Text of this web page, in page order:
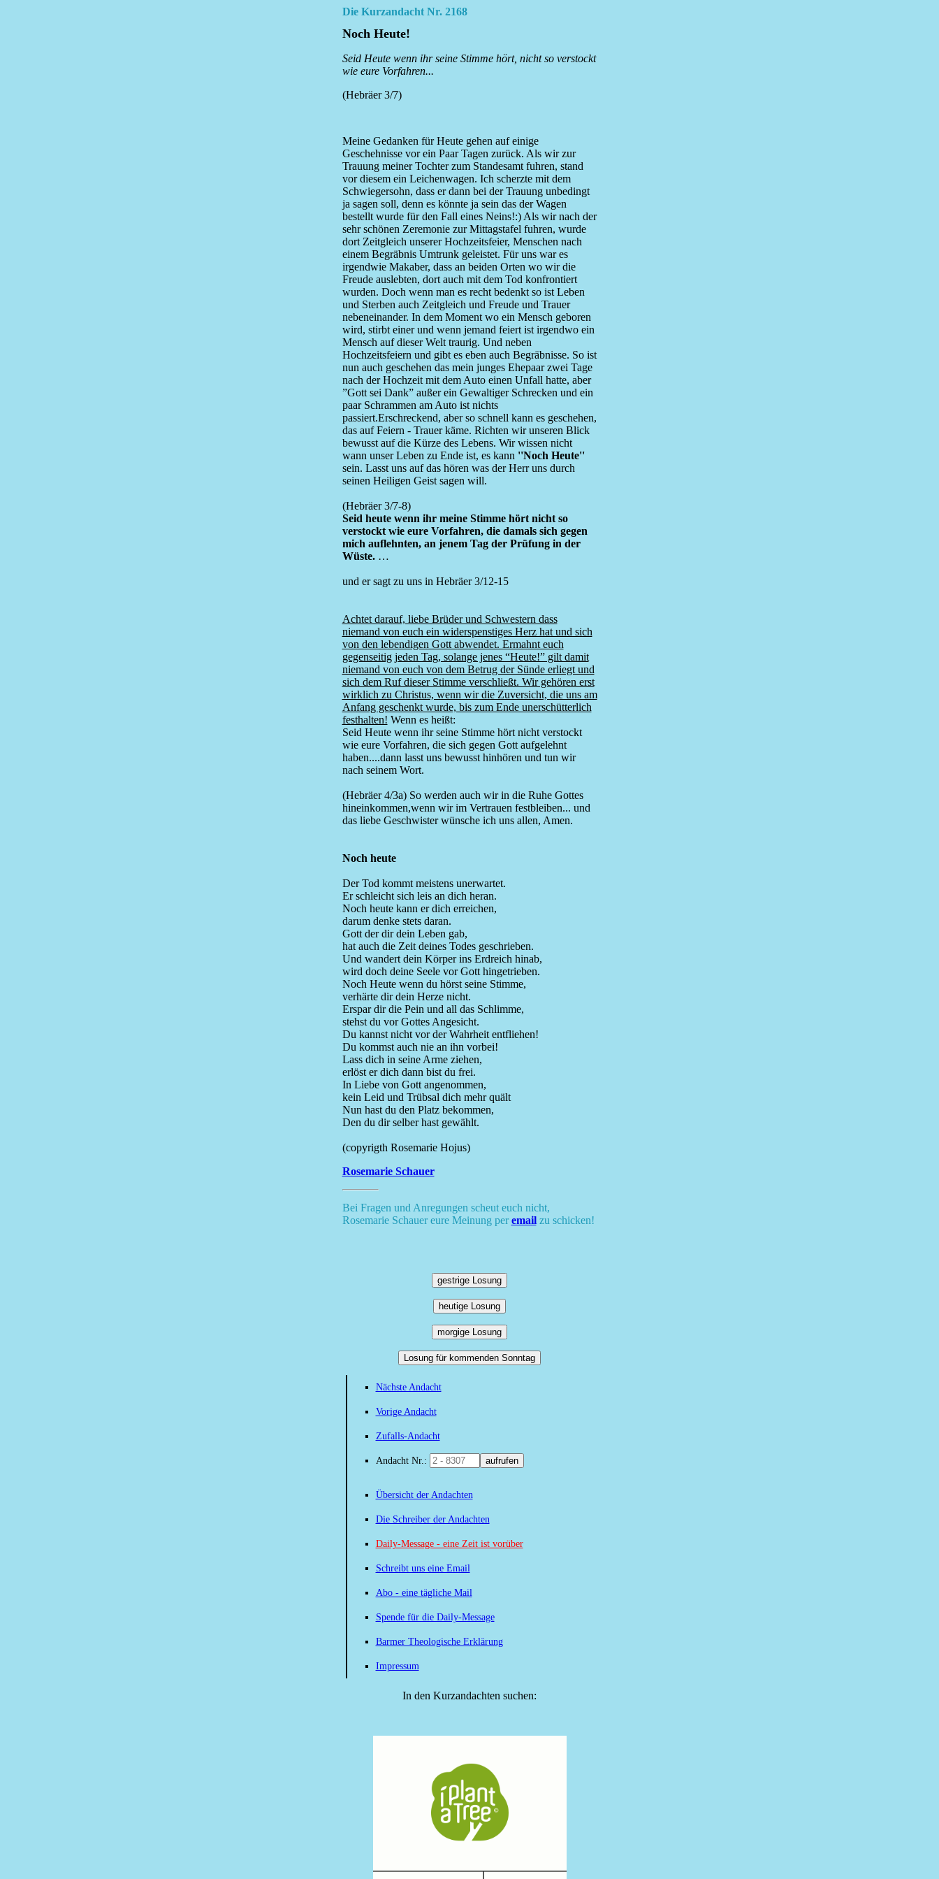
Die Kurzandacht Nr. 2168
Noch Heute!
Seid Heute wenn ihr seine Stimme hört, nicht so verstockt
wie eure Vorfahren...
(Hebräer 3/7)
Meine Gedanken für Heute gehen auf einige
Geschehnisse vor ein Paar Tagen zurück. Als wir zur
Trauung meiner Tochter zum Standesamt fuhren, stand
vor diesem ein Leichenwagen. Ich scherzte mit dem
Schwiegersohn, dass er dann bei der Trauung unbedingt
ja sagen soll, denn es könnte ja sein das der Wagen
bestellt wurde für den Fall eines Neins!:) Als wir nach der
sehr schönen Zeremonie zur Mittagstafel fuhren, wurde
dort Zeitgleich unserer Hochzeitsfeier, Menschen nach
einem Begräbnis Umtrunk geleistet. Für uns war es
irgendwie Makaber, dass an beiden Orten wo wir die
Freude auslebten, dort auch mit dem Tod konfrontiert
wurden. Doch wenn man es recht bedenkt so ist Leben
und Sterben auch Zeitgleich und Freude und Trauer
nebeneinander. In dem Moment wo ein Mensch geboren
wird, stirbt einer und wenn jemand feiert ist irgendwo ein
Mensch auf dieser Welt traurig. Und neben
Hochzeitsfeiern und gibt es eben auch Begräbnisse. So ist
nun auch geschehen das mein junges Ehepaar zwei Tage
nach der Hochzeit mit dem Auto einen Unfall hatte, aber
”Gott sei Dank” außer ein Gewaltiger Schrecken und ein
paar Schrammen am Auto ist nichts
passiert.Erschreckend, aber so schnell kann es geschehen,
das auf Feiern - Trauer käme. Richten wir unseren Blick
bewusst auf die Kürze des Lebens. Wir wissen nicht
wann unser Leben zu Ende ist, es kann ''Noch Heute''
sein. Lasst uns auf das hören was der Herr uns durch
seinen Heiligen Geist sagen will.
(Hebräer 3/7-8)
Seid heute wenn ihr meine Stimme hört nicht so
verstockt wie eure Vorfahren, die damals sich gegen
mich auflehnten, an jenem Tag der Prüfung in der
Wüste.…
und er sagt zu uns in Hebräer 3/12-15
Achtet darauf, liebe Brüder und Schwestern dass
niemand von euch ein widerspenstiges Herz hat und sich
von den lebendigen Gott abwendet. Ermahnt euch
gegenseitig jeden Tag, solange jenes “Heute!” gilt damit
niemand von euch von dem Betrug der Sünde erliegt und
sich dem Ruf dieser Stimme verschließt. Wir gehören erst
wirklich zu Christus, wenn wir die Zuversicht, die uns am
Anfang geschenkt wurde, bis zum Ende unerschütterlich
festhalten! Wenn es heißt:
Seid Heute wenn ihr seine Stimme hört nicht verstockt
wie eure Vorfahren, die sich gegen Gott aufgelehnt
haben....dann lasst uns bewusst hinhören und tun wir
nach seinem Wort.
(Hebräer 4/3a) So werden auch wir in die Ruhe Gottes
hineinkommen,wenn wir im Vertrauen festbleiben... und
das liebe Geschwister wünsche ich uns allen, Amen.
Noch heute
Der Tod kommt meistens unerwartet.
Er schleicht sich leis an dich heran.
Noch heute kann er dich erreichen,
darum denke stets daran.
Gott der dir dein Leben gab,
hat auch die Zeit deines Todes geschrieben.
Und wandert dein Körper ins Erdreich hinab,
wird doch deine Seele vor Gott hingetrieben.
Noch Heute wenn du hörst seine Stimme,
verhärte dir dein Herze nicht.
Erspar dir die Pein und all das Schlimme,
stehst du vor Gottes Angesicht.
Du kannst nicht vor der Wahrheit entfliehen!
Du kommst auch nie an ihn vorbei!
Lass dich in seine Arme ziehen,
erlöst er dich dann bist du frei.
In Liebe von Gott angenommen,
kein Leid und Trübsal dich mehr quält
Nun hast du den Platz bekommen,
Den du dir selber hast gewählt.
(copyrigth Rosemarie Hojus)
Rosemarie Schauer
Bei Fragen und Anregungen scheut euch nicht,
Rosemarie Schauer eure Meinung peremailzu schicken!
gestrige Losung
heutige Losung
morgige Losung
Losung für kommenden Sonntag
Nächste Andacht
Vorige Andacht
Zufalls-Andacht
Andacht Nr.: aufrufen
Übersicht der Andachten
Die Schreiber der Andachten
Daily-Message - eine Zeit ist vorüber
Schreibt uns eine Email
Abo - eine tägliche Mail
Spende für die Daily-Message
Barmer Theologische Erklärung
Impressum
In den Kurzandachten suchen: